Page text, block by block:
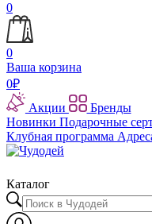
0
0
Ваша корзина
0₽
Акции
Бренды
Новинки Подарочные
Клубная программа
Каталог